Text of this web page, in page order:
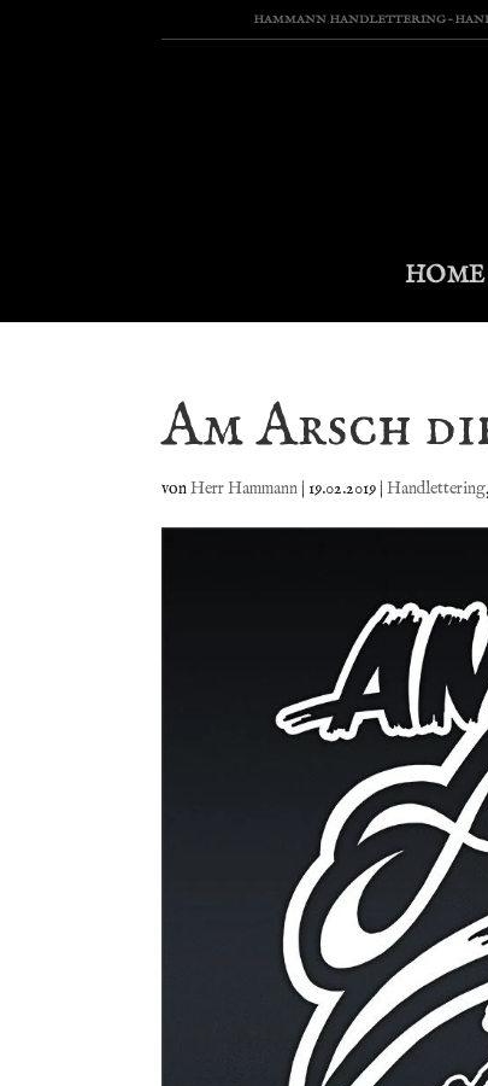
HAMMANN HANDLETTERING –
HOME
Am Arsch
vonHerr Hammann|19.02.2019|Handlettering,